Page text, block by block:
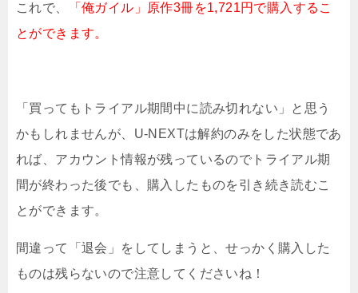
これで、
「俺ガイル」原作3冊を1,721円で購入するこ
とができます。
「買ってもトライアル期間中に読み切れない」と思う
かもしれませんが、U-NEXTは解約のみをした状態であ
れば、アカウント情報が残っているのでトライアル期
間が終わった後でも、購入したものを引き続き読むこ
とができます。
間違って「退会」をしてしまうと、せっかく購入した
ものは残らないので注意してくださいね！